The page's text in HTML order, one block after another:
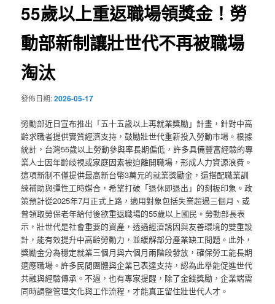
55歲以上重返職場領獎金！勞
動部新制讓壯世代不再被職場
淘汰
發佈日期:2026-05-17
勞動部近日宣布推出「五十五歲以上再就業獎勵」計畫，針對中高
齡求職者提供實質經濟支持，鼓勵壯世代重新投入勞動市場。根據
統計，台灣55歲以上勞動參與率長期偏低，許多具備豐富經驗的專
業人士因年齡歧視或家庭因素被迫離開職場，形成人力資源浪費。
這項新制不僅提供最高新台幣3萬元的就業獎勵金，還搭配職業訓
練補助與彈性工時媒合，希望打破「退休即退出」的刻板印象。政
策預計從2025年7月正式上路，適用對象包括失業超過三個月、或
曾領取勞保老年給付後欲重返職場的55歲以上國民。勞動部長表
示，壯世代是社會重要的資產，透過經濟誘因與友善環境的雙重設
計，能有效提升中高齡勞動力，並緩解部分產業缺工問題。此外，
獎勵金分為穩定就業三個月與六個月兩階段發放，確保勞工能長期
適應職場。許多民間團體與企業已表達支持，認為此舉能促進世代
共融與經驗傳承。不過，也有專家提醒，除了金錢獎勵，企業端需
同時調整管理文化與工作流程，才能真正留住壯世代人才。